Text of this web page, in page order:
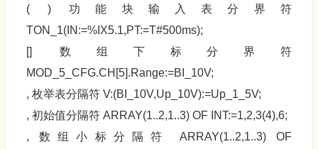
( ) 功能块输入表分界符
TON_1(IN:=%IX5.1,PT:=T#500ms);
[] 数组下标分界符
MOD_5_CFG.CH[5].Range:=BI_10V;
, 枚举表分隔符 V:(BI_10V,Up_10V):=Up_1_5V;
, 初始值分隔符 ARRAY(1..2,1..3) OF INT:=1,2,3(4),6;
, 数组小标分隔符 ARRAY(1..2,1..3) OF